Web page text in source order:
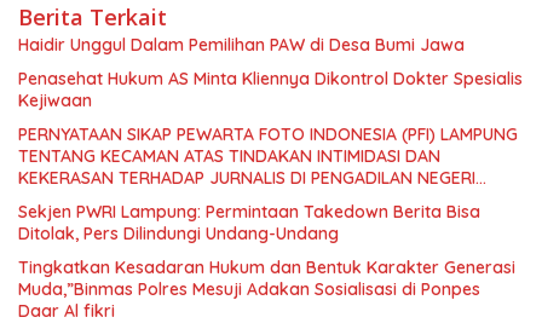
Berita Terkait
Haidir Unggul Dalam Pemilihan PAW di Desa Bumi Jawa
Penasehat Hukum AS Minta Kliennya Dikontrol Dokter Spesialis
Kejiwaan
PERNYATAAN SIKAP PEWARTA FOTO INDONESIA (PFI) LAMPUNG
TENTANG KECAMAN ATAS TINDAKAN INTIMIDASI DAN
KEKERASAN TERHADAP JURNALIS DI PENGADILAN NEGERI
TANJUNG KARANG.
Sekjen PWRI Lampung: Permintaan Takedown Berita Bisa
Ditolak, Pers Dilindungi Undang-Undang
Tingkatkan Kesadaran Hukum dan Bentuk Karakter Generasi
Muda,”Binmas Polres Mesuji Adakan Sosialisasi di Ponpes
Daar Al fikri